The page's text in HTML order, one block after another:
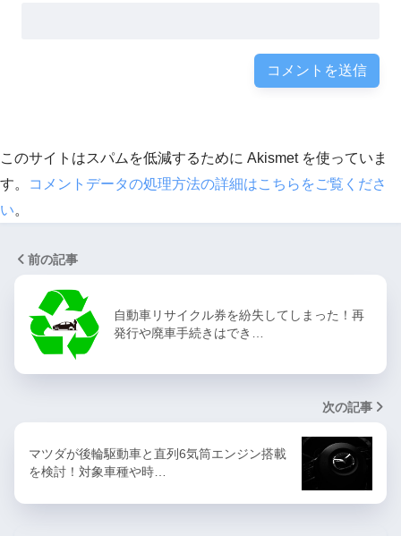
このサイトはスパムを低減するために Akismet を使っていま
す。
コメントデータの処理方法の詳細はこちらをご覧くださ
い。
前の記事
自動車リサイクル券を紛失してしまった！再
発行や廃車手続きはでき…
次の記事
マツダが後輪駆動車と直列6気筒エンジン搭載
を検討！対象車種や時…